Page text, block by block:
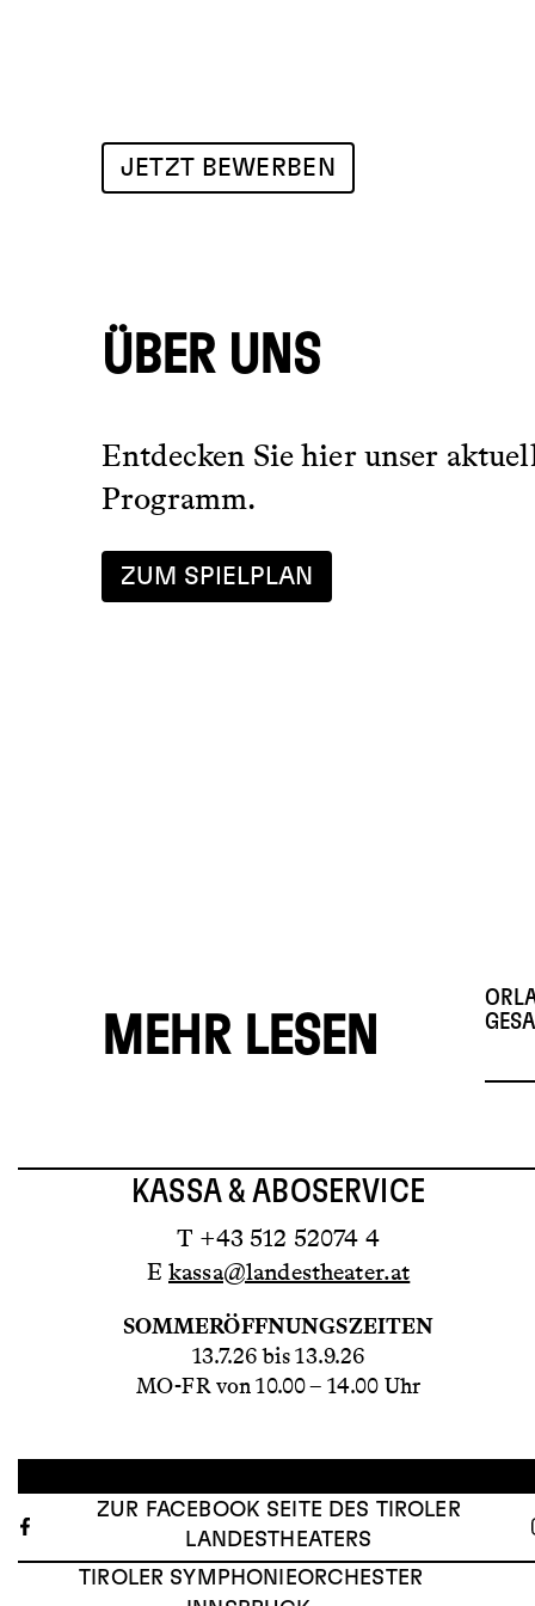
JETZT BEWERBEN
ÜBER UNS
Entdecken Sie hier unser
Programm.
ZUM SPIELPLAN
MEHR LESEN
KASSA & ABOSERVICE
T +43 512 52074 4
E kassa@landestheater.at
SOMMERÖFFNUNGSZEITEN
13.7.26 bis 13.9.26
MO-FR von 10.00 – 14.00 Uhr
ZUR FACEBOOK SEITE DES TIROLER
LANDESTHEATERS
TIROLER SYMPHONIEORCHESTER